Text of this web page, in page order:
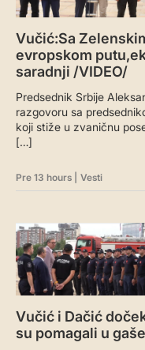
Vučić:Sa
evropskom
saradnji /VIDEO/
Predsednik Srbije
razgovoru sa
koji stiže u zvaničnu
[…]
Pre 13 hours Vesti
Vučić i Dačić
su pomagali u